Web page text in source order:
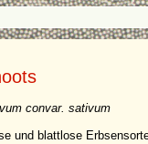
convar. sativum
und blattlose